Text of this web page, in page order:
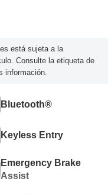
está sujeta a la
Consulte la etiqueta de
información.
Bluetooth®
Keyless Entry
Emergency Brake
Assist